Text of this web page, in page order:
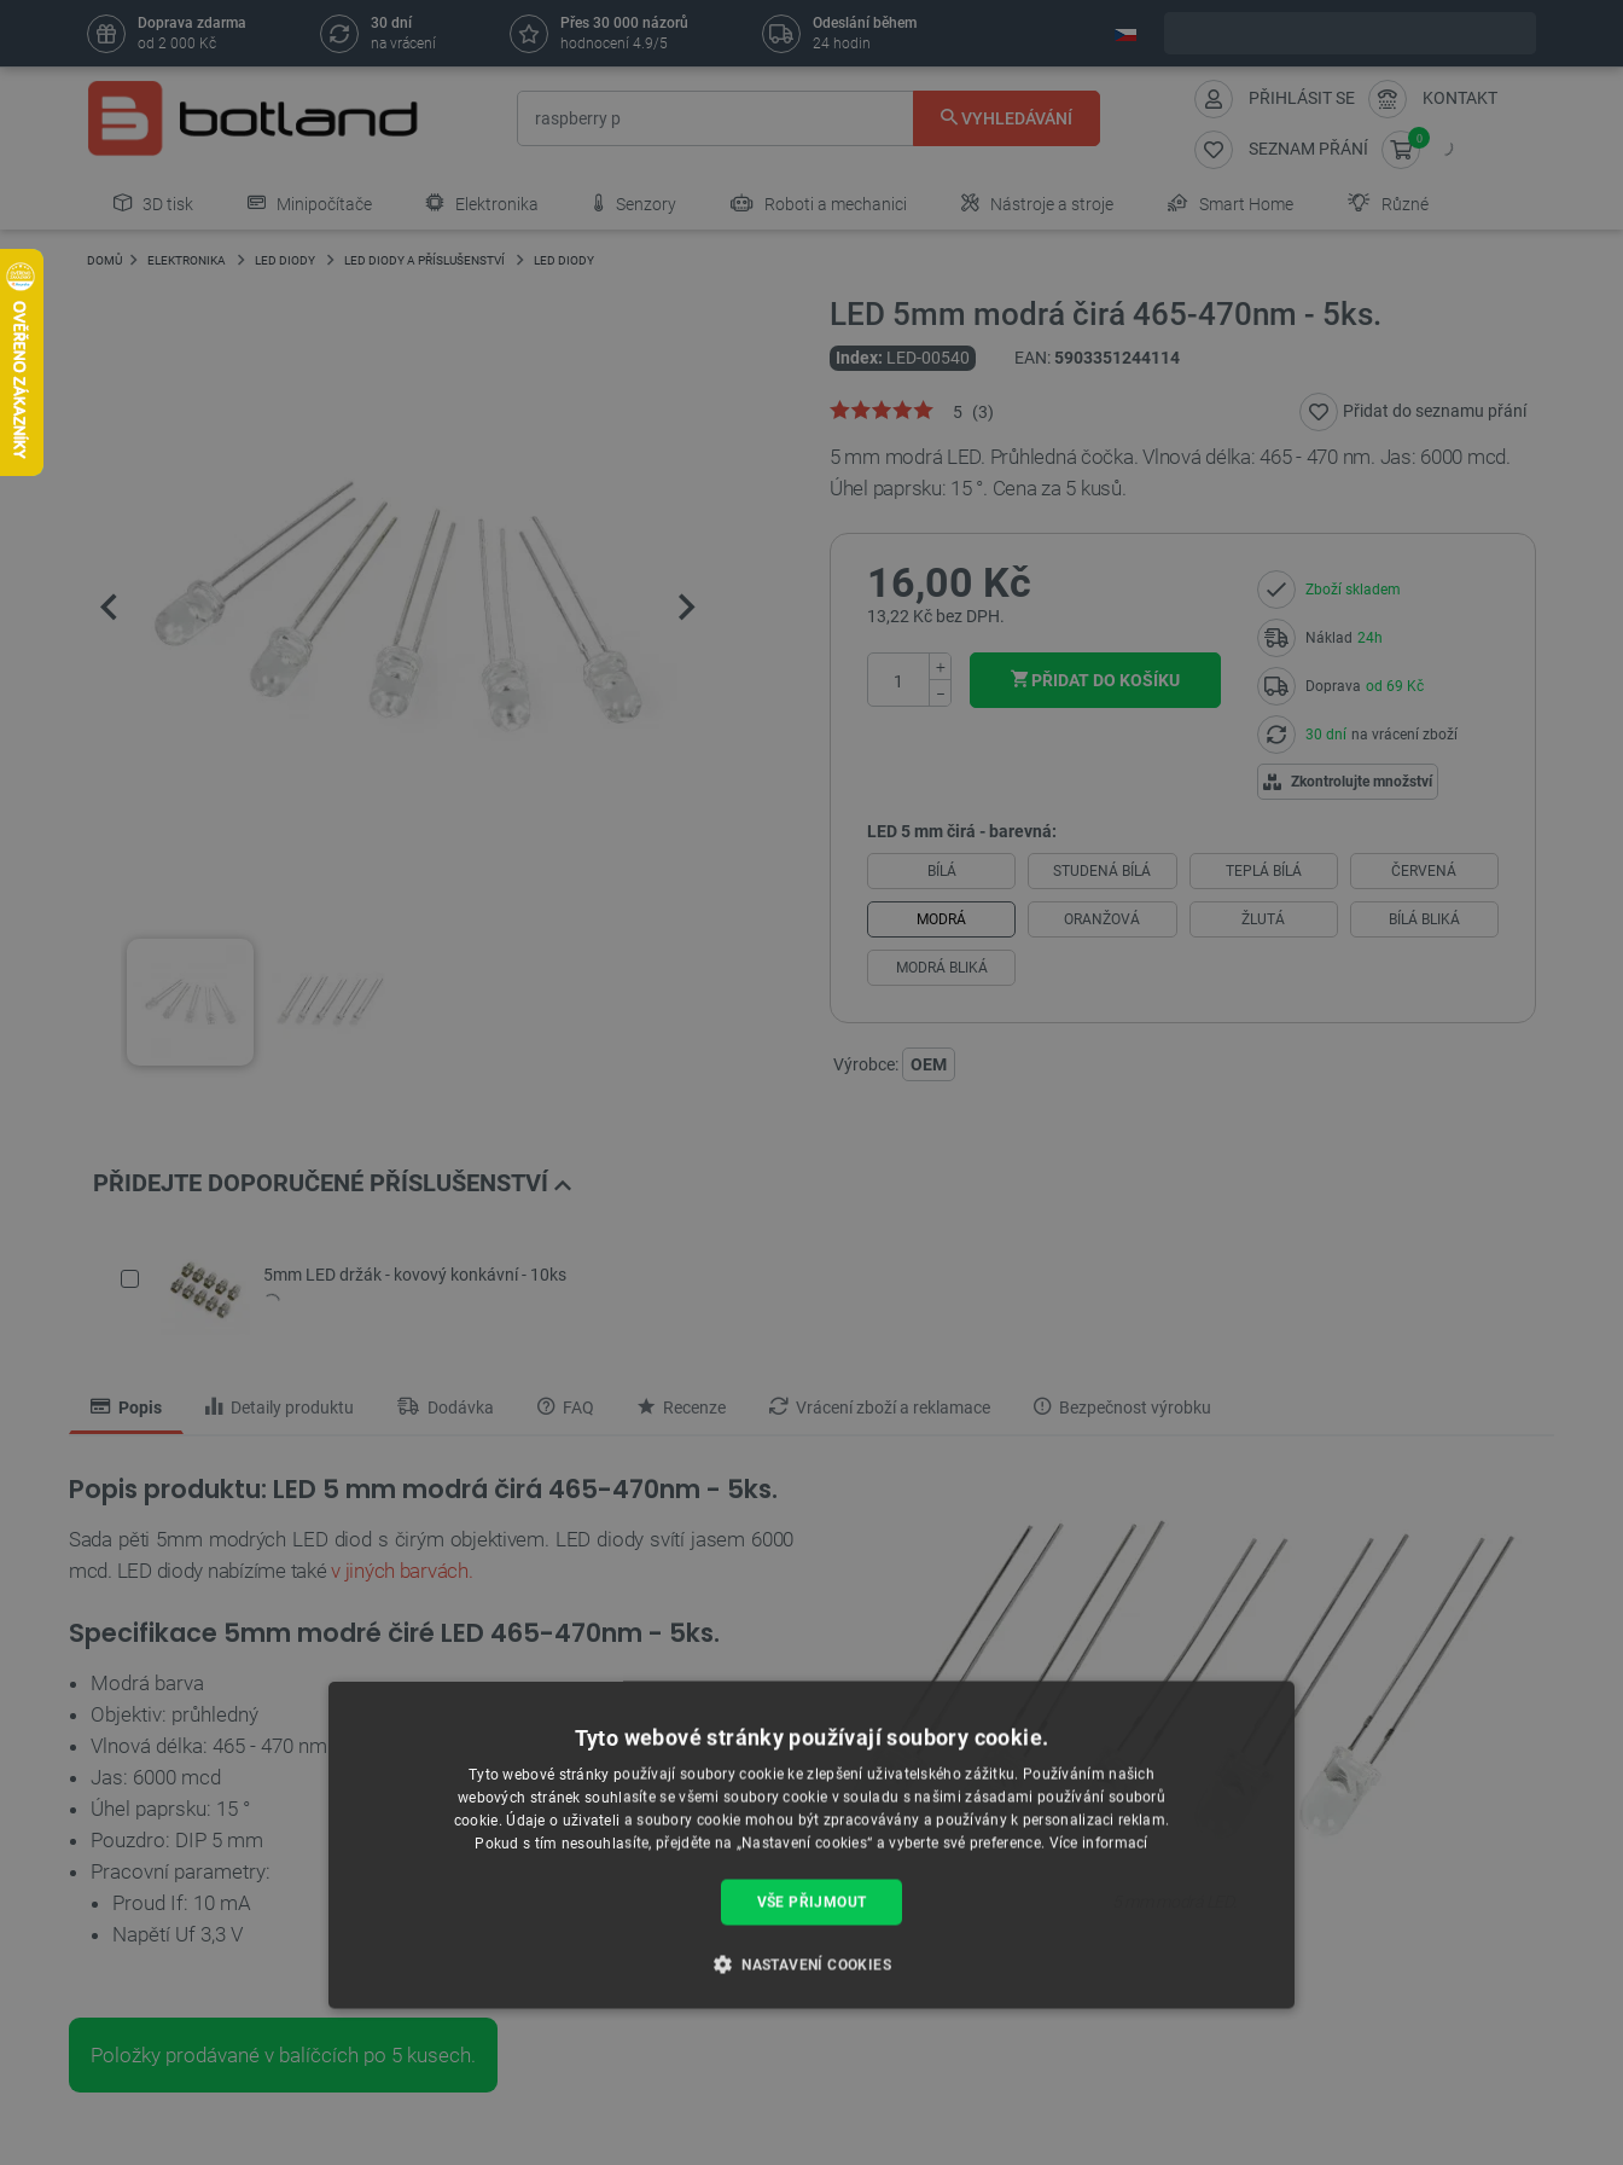
Doprava zdarma
od 2 000 Kč
30 dní
na vrácení
Přes 30 000 názorů
hodnocení 4.9/5
Odeslání během
24 hodin
VYHLEDÁVÁNÍ
PŘIHLÁSIT SE KONTAKT
SEZNAM PŘÁNÍ
0
3D tisk Minipočítače Elektronika Senzory Roboti a mechanici Nástroje a stroje Smart Home Různé
DOMŮ ELEKTRONIKA LED DIODY LED DIODY A PŘÍSLUŠENSTVÍ LED DIODY
LED 5mm modrá čirá 465-470nm - 5ks.
Index: LED-00540 EAN: 5903351244114
5 (3) Přidat do seznamu přání
5 mm modrá LED. Průhledná čočka. Vlnová délka: 465 - 470 nm. Jas: 6000 mcd.
Úhel paprsku: 15 °. Cena za 5 kusů.
16,00 Kč
13,22 Kč bez DPH.
+
−
PŘIDAT DO KOŠÍKU
Zboží skladem
Náklad 24h
Doprava od 69 Kč
30 dní na vrácení zboží
Zkontrolujte množství
LED 5 mm čirá - barevná:
BÍLÁ STUDENÁ BÍLÁ TEPLÁ BÍLÁ ČERVENÁ
MODRÁ ORANŽOVÁ ŽLUTÁ BÍLÁ BLIKÁ
MODRÁ BLIKÁ
Výrobce: OEM
PŘIDEJTE DOPORUČENÉ PŘÍSLUŠENSTVÍ
5mm LED držák - kovový konkávní - 10ks
Popis Detaily produktu Dodávka FAQ Recenze Vrácení zboží a reklamace Bezpečnost výrobku
Popis produktu: LED 5 mm modrá čirá 465-470nm - 5ks.
Sada pěti 5mm modrých LED diod s čirým objektivem. LED diody svítí jasem 6000
mcd. LED diody nabízíme také v jiných barvách.
Specifikace 5mm modré čiré LED 465-470nm - 5ks.
Modrá barva
Objektiv: průhledný
Vlnová délka: 465 - 470 nm
Jas: 6000 mcd
Úhel paprsku: 15 °
Pouzdro: DIP 5 mm
Pracovní parametry:
Proud If: 10 mA
Napětí Uf 3,3 V
Položky prodávané v balíčcích po 5 kusech.
Tyto webové stránky používají soubory cookie.
Tyto webové stránky používají soubory cookie ke zlepšení uživatelského zážitku. Používáním našich
webových stránek souhlasíte se všemi soubory cookie v souladu s našimi zásadami používání souborů
cookie. Údaje o uživateli a soubory cookie mohou být zpracovávány a používány k personalizaci reklam.
Pokud s tím nesouhlasíte, přejděte na „Nastavení cookies“ a vyberte své preference. Více informací
VŠE PŘIJMOUT
NASTAVENÍ COOKIES
NEZBYTNĚ NUTNÉ SOUBORY